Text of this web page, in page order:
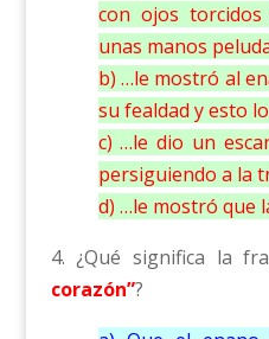
con ojos
unas manos
b) …le mostró al
su fealdad y esto
c) …le dio un
persiguiendo a la
d) …le mostró que
4. ¿Qué significa la
corazón”?